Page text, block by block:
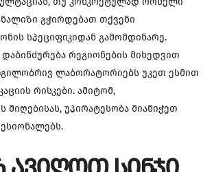
გჭირდებათ თქვენი
სპეციფიკიდან გამომდინარე.
დაბინძურება რეგიონების მიხედვით
ლაბორატორიებს უკეთ ესმით
რისკები. ამიტომ,
მიღებისას, უპირატესობა მიანიჭეთ